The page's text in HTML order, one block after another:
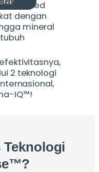
chelated
dengan
mineral
2 teknologi
IQ™!
Teknologi